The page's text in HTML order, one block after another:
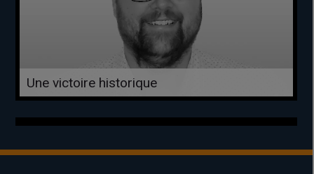
Une victoire historique